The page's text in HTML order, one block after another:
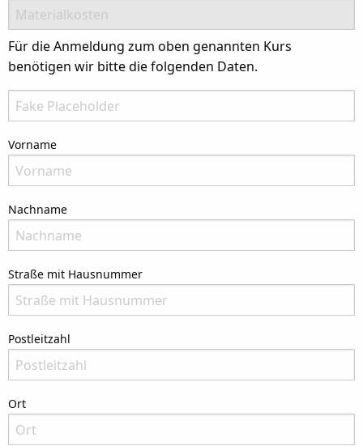
Materialkosten
Für die Anmeldung zum oben genannten Kurs
benötigen wir bitte die folgenden Daten.
There is no need to fill in this field
Vorname
Nachname
Straße mit Hausnummer
Postleitzahl
Ort